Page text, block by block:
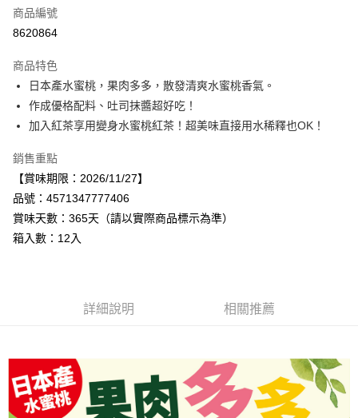
LINE Pay
街口支付
悠遊付
全盈+PAY
AFTEE先享後付
相關說明
【關於「AFTEE先享後付」】
３．安心：先確認商品／服務後，再付款。
結帳頁面，進行簡訊認證並確認金額後，即可完成結帳。
２．訂單成立數日內，您將收到繳費通知簡訊。
３．收到繳費通知簡訊後14天內，點擊此簡訊中的連結，可透過四大超商／
ATM／網路銀行／等多元方式進行付款，方視為交易完成。
每筆NT$120，滿NT$899(含以上)免運費
商品編號
8620864
商品特色
日本產水蜜桃，果肉多多，散發清爽水蜜桃香氣。
作成優格配料、吐司抹醬超好吃！
加入紅茶享用變身水蜜桃紅茶！超美味直接用水稀釋也OK！
銷售重點
【賞味期限：2026/11/27】
品號：4571347777406
賞味天數：365天（請以實際商品標示為準）
箱入數：12入
詳細說明 相關推薦